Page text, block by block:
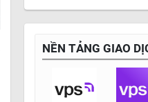
NỀN TẢNG GIAO